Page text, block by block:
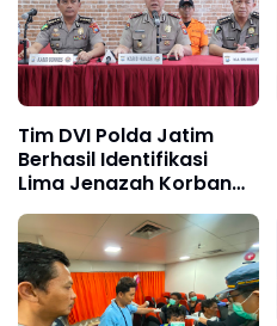
Tim DVI Polda Jatim
Berhasil Identifikasi
Lima Jenazah Korban